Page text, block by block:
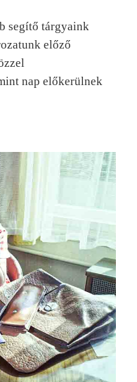
segítő tárgyaink
előző
nap előkerülnek